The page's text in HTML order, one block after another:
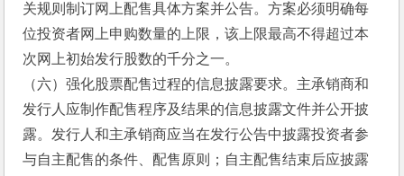
关规则制订网上配售具体方案并公告。方案必须明确每
位投资者网上申购数量的上限，该上限最高不得超过本
次网上初始发行股数的千分之一。
（六）强化股票配售过程的信息披露要求。主承销商和
发行人应制作配售程序及结果的信息披露文件并公开披
露。发行人和主承销商应当在发行公告中披露投资者参
与自主配售的条件、配售原则；自主配售结束后应披露